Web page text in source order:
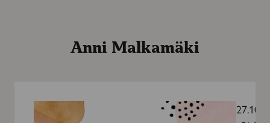
Anni Malkamäki
sateita